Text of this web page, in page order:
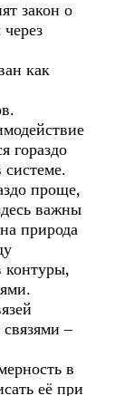
закон о
как
гораздо
проще,
важны
природа
контуры,
–
в
её при